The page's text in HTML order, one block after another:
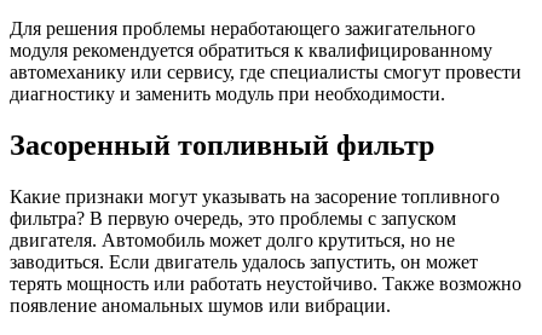
Для решения проблемы неработающего зажигательного
модуля рекомендуется обратиться к квалифицированному
автомеханику или сервису, где специалисты смогут провести
диагностику и заменить модуль при необходимости.
Засоренный топливный фильтр
Какие признаки могут указывать на засорение топливного
фильтра? В первую очередь, это проблемы с запуском
двигателя. Автомобиль может долго крутиться, но не
заводиться. Если двигатель удалось запустить, он может
терять мощность или работать неустойчиво. Также возможно
появление аномальных шумов или вибрации.